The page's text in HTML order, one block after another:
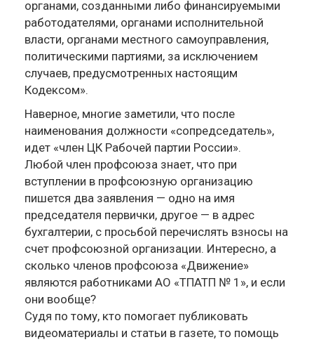
органами, созданными либо финансируемыми
работодателями, органами исполнительной
власти, органами местного самоуправления,
политическими партиями, за исключением
случаев, предусмотренных настоящим
Кодексом».
Наверное, многие заметили, что после
наименования должности «сопредседатель»,
идет «член ЦК Рабочей партии России».
Любой член профсоюза знает, что при
вступлении в профсоюзную организацию
пишется два заявления — одно на имя
председателя первички, другое — в адрес
бухгалтерии, с просьбой перечислять взносы на
счет профсоюзной организации. Интересно, а
сколько членов профсоюза «Движение»
являются работниками АО «ТПАТП № 1», и если
они вообще?
Судя по тому, кто помогает публиковать
видеоматериалы и статьи в газете, то помощь